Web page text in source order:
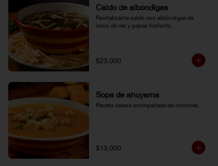
Caldo de albóndigas
Revitalizante caldo con albóndigas de
lomo de res y papas fosforito.
$23.000
Sopa de ahuyama
Receta casera acompañada de crutones.
$13.000